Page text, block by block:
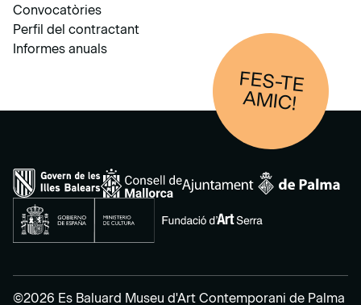
Convocatòries
Perfil del contractant
Informes anuals
FES-TE
AM
IC!
©2026 Es Baluard Museu d'Art Contemporani de Palma